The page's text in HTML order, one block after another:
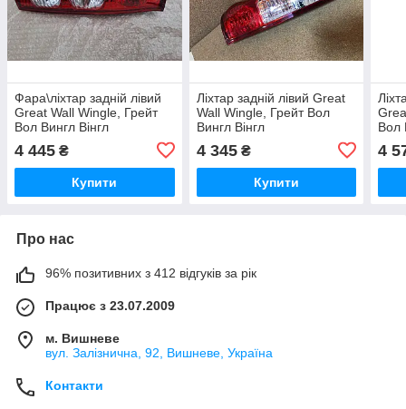
Фара\ліхтар задній лівий
Great Wall Wingle, Грейт
Вол Вингл Вінгл
4 445 ₴
Купити
Ліхтар задній лівий Great
Wall Wingle, Грейт Вол
Вингл Вінгл
4 345₴
Купити
Вол
4
Про нас
96% позитивних з 412 відгуків за рік
Працює з 23.07.2009
м. Вишневе
вул. Залізнична, 92, Вишневе, Україна
Контакти